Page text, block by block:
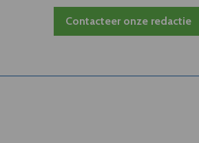
Contacteer onze redactie